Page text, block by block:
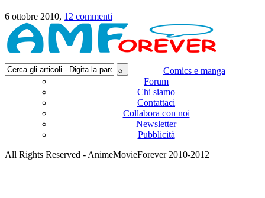
6 ottobre 2010, 12 commenti
Comics e manga
Forum
Chi siamo
Contattaci
Collabora con noi
Newsletter
Pubblicità
All Rights Reserved - AnimeMovieForever 2010-2012